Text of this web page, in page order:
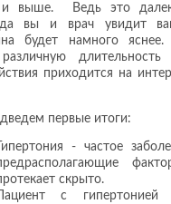
выше. Ведь это
вы и врач увидит
будет намного яснее.
длительность
приходится на
первые итоги:
Гипертония - частое
скрыто.
Пациент с